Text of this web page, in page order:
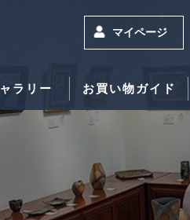
マイページ
ラリー お買い物ガイド